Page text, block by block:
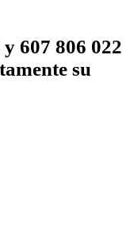
607 806 022
su